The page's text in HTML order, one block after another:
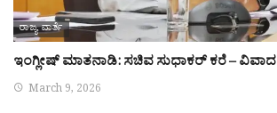
ರಾಜ್ಯ ವಾರ್ತೆ
ಇಂಗ್ಲೀಷ್ ಮಾತನಾಡಿ: ಸಚಿವ ಸುಧಾಕರ್ ಕರೆ – ವಿವಾದ
March 9, 2026